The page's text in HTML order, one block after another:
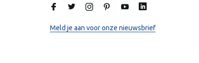
Meld je aan voor onze nieuwsbrief
Online